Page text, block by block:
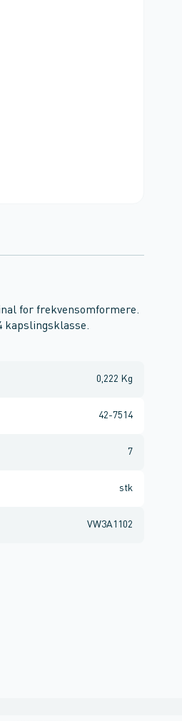
for frekvensomformere.
kapslingsklasse.
0,222 Kg
42-7514
7
stk
VW3A1102